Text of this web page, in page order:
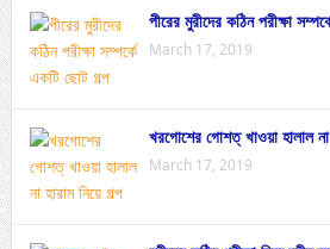
পীরের মুরীদের কঠিন পরীক্ষা
March 17, 2019
খরগোশের গোশত্ খাওয়া হালাল না
March 17, 2019